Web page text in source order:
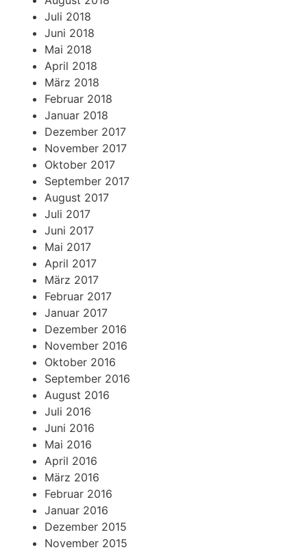
Juli 2018
Juni 2018
Mai 2018
April 2018
März 2018
Februar 2018
Januar 2018
Dezember 2017
November 2017
Oktober 2017
September 2017
August 2017
Juli 2017
Juni 2017
Mai 2017
April 2017
März 2017
Februar 2017
Januar 2017
Dezember 2016
November 2016
Oktober 2016
September 2016
August 2016
Juli 2016
Juni 2016
Mai 2016
April 2016
März 2016
Februar 2016
Januar 2016
Dezember 2015
November 2015